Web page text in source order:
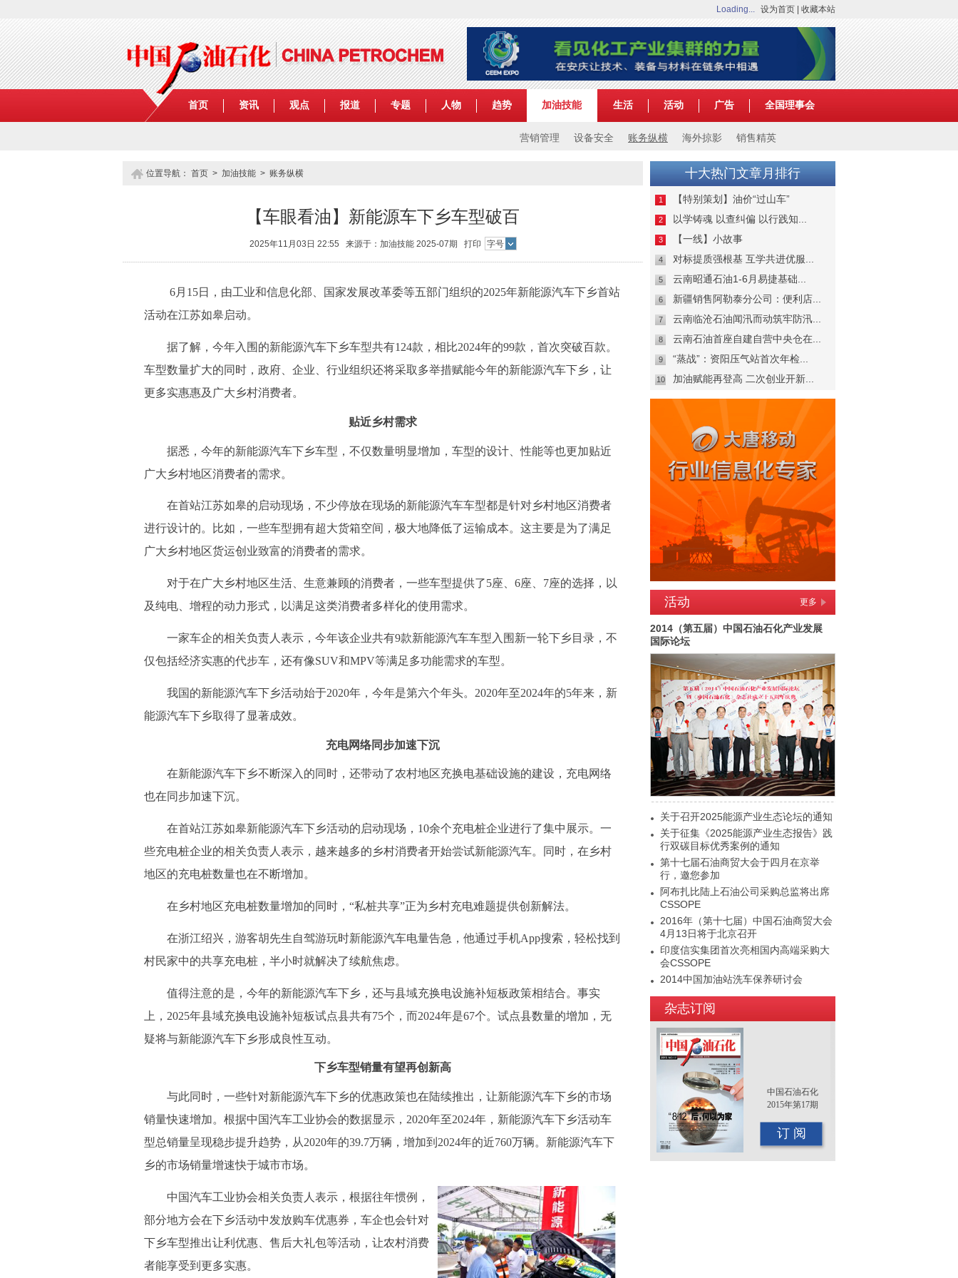
Loading... 设为首页 收藏本站
首页 资讯 观点 报道 专题 人物 趋势 加油技能
营销管理 设备安全 账务纵横 海外掠影 销售精英
生活 活动 广告 全国理事会
位置导航： 首页 > 加油技能 > 账务纵横
【车眼看油】新能源车下乡车型破百
2025年11月03日 22:55 来源于：加油技能 2025-07期 打印 字号
6月15日，由工业和信息化部、国家发展改革委等五部门组织的2025年新能源汽车下乡首站
活动在江苏如皋启动。
据了解，今年入围的新能源汽车下乡车型共有124款，相比2024年的99款，首次突破百款。
车型数量扩大的同时，政府、企业、行业组织还将采取多举措赋能今年的新能源汽车下乡，让
更多实惠惠及广大乡村消费者。
贴近乡村需求
据悉，今年的新能源汽车下乡车型，不仅数量明显增加，车型的设计、性能等也更加贴近
广大乡村地区消费者的需求。
在首站江苏如皋的启动现场，不少停放在现场的新能源汽车车型都是针对乡村地区消费者
进行设计的。比如，一些车型拥有超大货箱空间，极大地降低了运输成本。这主要是为了满足
广大乡村地区货运创业致富的消费者的需求。
对于在广大乡村地区生活、生意兼顾的消费者，一些车型提供了5座、6座、7座的选择，以
及纯电、增程的动力形式，以满足这类消费者多样化的使用需求。
一家车企的相关负责人表示，今年该企业共有9款新能源汽车车型入围新一轮下乡目录，不
仅包括经济实惠的代步车，还有像SUV和MPV等满足多功能需求的车型。
我国的新能源汽车下乡活动始于2020年，今年是第六个年头。2020年至2024年的5年来，新
能源汽车下乡取得了显著成效。
充电网络同步加速下沉
在新能源汽车下乡不断深入的同时，还带动了农村地区充换电基础设施的建设，充电网络
也在同步加速下沉。
在首站江苏如皋新能源汽车下乡活动的启动现场，10余个充电桩企业进行了集中展示。一
些充电桩企业的相关负责人表示，越来越多的乡村消费者开始尝试新能源汽车。同时，在乡村
地区的充电桩数量也在不断增加。
在乡村地区充电桩数量增加的同时，“私桩共享”正为乡村充电难题提供创新解法。
在浙江绍兴，游客胡先生自驾游玩时新能源汽车电量告急，他通过手机App搜索，轻松找到
村民家中的共享充电桩，半小时就解决了续航焦虑。
值得注意的是，今年的新能源汽车下乡，还与县域充换电设施补短板政策相结合。事实
上，2025年县域充换电设施补短板试点县共有75个，而2024年是67个。试点县数量的增加，无
疑将与新能源汽车下乡形成良性互动。
下乡车型销量有望再创新高
与此同时，一些针对新能源汽车下乡的优惠政策也在陆续推出，让新能源汽车下乡的市场
销量快速增加。根据中国汽车工业协会的数据显示，2020年至2024年，新能源汽车下乡活动车
型总销量呈现稳步提升趋势，从2020年的39.7万辆，增加到2024年的近760万辆。新能源汽车下
乡的市场销量增速快于城市市场。
中国汽车工业协会相关负责人表示，根据往年惯例，
部分地方会在下乡活动中发放购车优惠券，车企也会针对
下乡车型推出让利优惠、售后大礼包等活动，让农村消费
者能享受到更多实惠。
十大热门文章月排行
1 【特别策划】油价“过山车”
2 以学铸魂 以查纠偏 以行践知...
3 【一线】小故事
4 对标提质强根基 互学共进优服...
5 云南昭通石油1-6月易捷基础...
6 新疆销售阿勒泰分公司：便利店...
7 云南临沧石油闻汛而动筑牢防汛...
8 云南石油首座自建自营中央仓在...
9 “蒸战”：资阳压气站首次年检...
10 加油赋能再登高 二次创业开新...
活动 更多
2014（第五届）中国石油石化产业发展
国际论坛
关于召开2025能源产业生态论坛的通知
关于征集《2025能源产业生态报告》践
行双碳目标优秀案例的通知
第十七届石油商贸大会于四月在京举
行，邀您参加
阿布扎比陆上石油公司采购总监将出席
CSSOPE
2016年（第十七届）中国石油商贸大会
4月13日将于北京召开
印度信实集团首次亮相国内高端采购大
会CSSOPE
2014中国加油站洗车保养研讨会
2015年（第十二届）中国国际油品行业
年终大会即将召开
杂志订阅
中国石油石化
2015年第17期
订 阅